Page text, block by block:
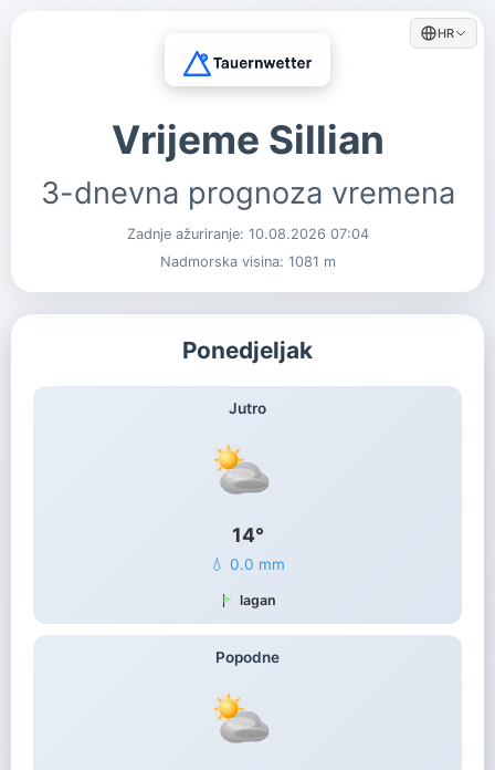
HR
Vrijeme Sillian
3-dnevna prognoza vremena
Zadnje ažuriranje: 10.08.2026 07:04
Nadmorska visina: 1081 m
Ponedjeljak
Jutro
14°
💧 0.0 mm
lagan
Popodne